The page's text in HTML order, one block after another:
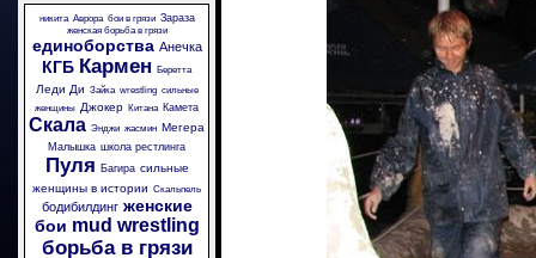
никита Аврора бои в грязи Зараза
женская борьба в грязи
единоборства Анечка
КГБ Кармен Беретта
Леди Ди Зайка wrestling сильные
женщины Джокер Китана Камета
Скала Энджи жасмин Мегера
Малышка школа рестлинга
Пуля Багира сильные
женщины в истории Скальпель
бодибилдинг женские
бои mud wrestling
борьба в грязи